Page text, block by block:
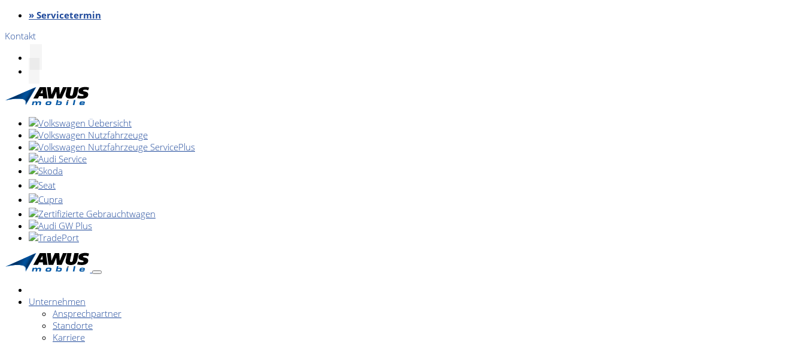
» Servicetermin
Kontakt
Unternehmen
Ansprechpartner
Standorte
Karriere